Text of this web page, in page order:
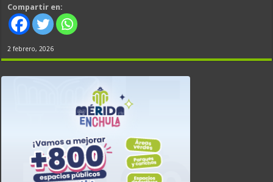
Compartir en:
2 febrero, 2026